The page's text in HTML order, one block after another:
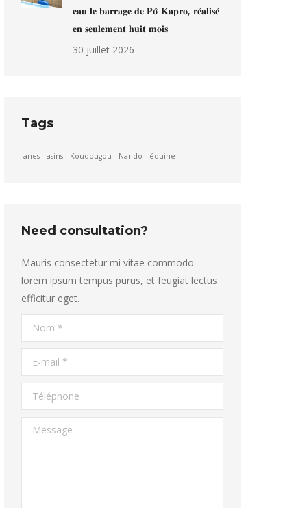
𝐞𝐚𝐮 𝐥𝐞 𝐛𝐚𝐫𝐫𝐚𝐠𝐞 𝐝𝐞 𝐏𝐨̂-𝐊𝐚𝐩𝐫𝐨, 𝐫𝐞́𝐚𝐥𝐢𝐬𝐞́
𝐞𝐧 𝐬𝐞𝐮𝐥𝐞𝐦𝐞𝐧𝐭 𝐡𝐮𝐢𝐭 𝐦𝐨𝐢𝐬
30 juillet 2026
Tags
anes asins Koudougou Nando équine
Need consultation?
Mauris consectetur mi vitae commodo -
lorem ipsum tempus purus, et feugiat lectus
efficitur eget.
Nom *
E-mail *
Téléphone
Message